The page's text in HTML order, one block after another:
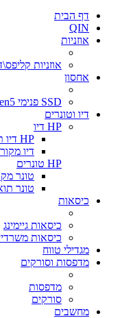
דף הבית
QIN
אוזניות
אוזניות
אחסון
SSD פנימי NVMe Gen5
דיו וטונרים
HP דיו
HP דיו תואם
דיו
HP טונרים
טונר
טונר
כיסאות
כיסאות גיימינג
כיסאות
מגדילי טווח
מדפסות וסורקים
מדפסות
סורקים
מחשבים